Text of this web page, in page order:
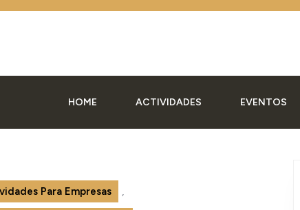
HOME ACTIVIDADES EVENTOS
Para Empresas ,